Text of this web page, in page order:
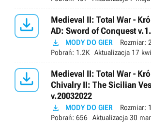

Medieval II: Total War -
AD: Sword of Conquest
 MODY DO GIER Rozmiar:
Pobrań: 1.2K Aktualizacja 17

Medieval II: Total War -
Chivalry II: The Sicilian
v.20032022
 MODY DO GIER Rozmiar:
Pobrań: 656 Aktualizacja 30